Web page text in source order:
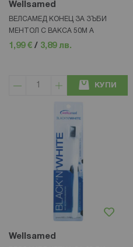
Wellsamed
ВЕЛСАМЕД КОНЕЦ ЗА ЗЪБИ
МЕНТОЛ С ВАКСА 50М А
1,99 € / 3,89 лв.
КУПИ
Wellsamed